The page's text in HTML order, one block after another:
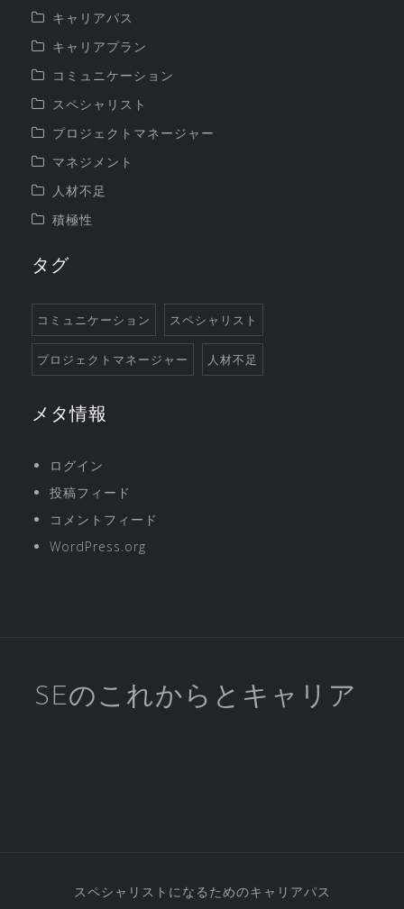
キャリアパス
キャリアプラン
コミュニケーション
スペシャリスト
プロジェクトマネージャー
マネジメント
人材不足
積極性
タグ
コミュニケーション スペシャリスト
プロジェクトマネージャー 人材不足
メタ情報
ログイン
投稿フィード
コメントフィード
WordPress.org
SEのこれからとキャリア
スペシャリストになるためのキャリアパス